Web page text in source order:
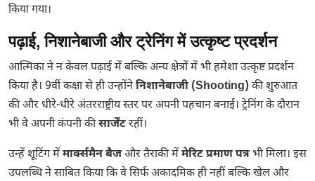
किया गया।
पढ़ाई, निशानेबाजी और ट्रेनिंग में उत्कृष्ट प्रदर्शन
आत्मिका ने न केवल पढ़ाई में बल्कि अन्य क्षेत्रों में भी हमेशा उत्कृष्ट प्रदर्शन
किया है। 9वीं कक्षा से ही उन्होंनेनिशानेबाजी (Shooting) की शुरुआत
की और धीरे-धीरे अंतरराष्ट्रीय स्तर पर अपनी पहचान बनाई। ट्रेनिंग के दौरान
भी वे अपनी कंपनी कीसार्जेंटरहीं।
उन्हें शूटिंग मेंमार्क्समैन बैजऔर तैराकी मेंमेरिट प्रमाण पत्रभी मिला। इस
उपलब्धि ने साबित किया कि वे सिर्फ अकादमिक ही नहीं बल्कि खेल और